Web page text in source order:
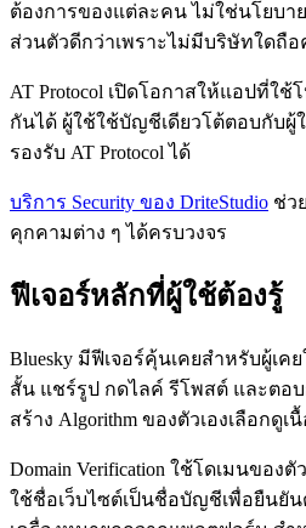
ต้องการของแต่ละคน ไม่ใช่นโยบา
ส่วนตัวดีกว่าเพราะไม่มีบริษัทใดถื
AT Protocol เปิดโอกาสให้แอปที่ใ
กันได้ ผู้ใช้ใช้บัญชีเดียวโต้ตอบกับ
รองรับ AT Protocol ได้
บริการ Security ของ DriteStudio ช่ว
คุกคามต่าง ๆ ได้ครบวงจร
ฟีเจอร์หลักที่ผู้ใช้ต้องรู้
Bluesky มีฟีเจอร์คุ้นเคยสำหรับผู้เค
สั้น แชร์รูป กดไลค์ รีโพสต์ และตอบ
สร้าง Algorithm ของตัวเองเลือกดูเ
Domain Verification ใช้โดเมนของตั
ใช้ชื่อเว็บไซต์เป็นชื่อบัญชีเพื่อยืนยั